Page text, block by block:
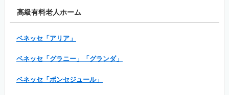
高級有料老人ホーム
ベネッセ「アリア」
ベネッセ「グラニー」「グランダ」
ベネッセ「ボンセジュール」